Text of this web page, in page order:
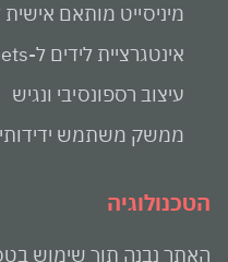
מיניסייט מותאם
אינטגרציית לידים ל-Google Sheets
עיצוב רספונסיבי ונגיש
ממשק משתמש ידידותי
הטכנולוגיה
האתר נבנה תוך שימוש